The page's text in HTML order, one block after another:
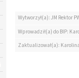
Wytworzył(a): JM Rektor
Wprowadził(a) do BIP:
Zaktualizował(a):